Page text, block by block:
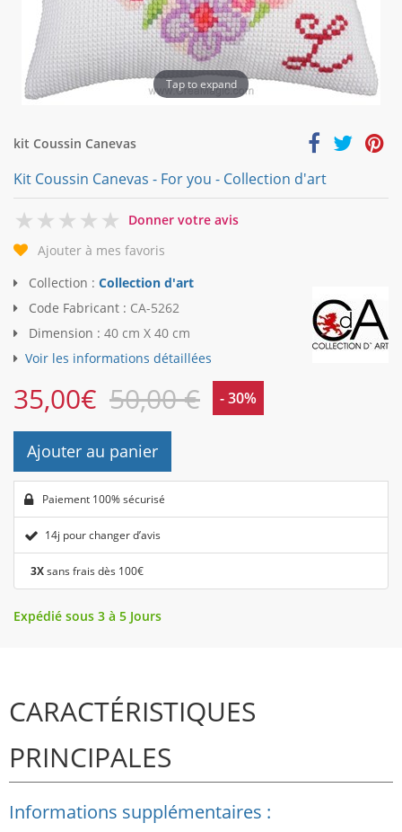
Tap to expand
kit Coussin Canevas
Kit Coussin Canevas - For you - Collection d'art
0
Donner votre avis
Ajouter à mes favoris
Collection : Collection d'art
Code Fabricant : CA-5262
Dimension : 40 cm X 40 cm
Voir les informations détaillées
35,00€ 50,00 € - 30%
Ajouter au panier
Paiement 100% sécurisé
14j pour changer d’avis
3Xsans frais dès 100€
Expédié sous 3 à 5 Jours
CARACTÉRISTIQUES
PRINCIPALES
Informations supplémentaires :